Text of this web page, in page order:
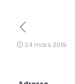
24 mars 2019